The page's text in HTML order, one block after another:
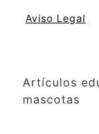
Aviso Legal
Artículos
mascotas